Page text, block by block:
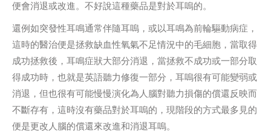
便會消退或改進。不好說這種藥品是對於耳嗚的。
還例如突發性耳鳴通常伴隨耳嗚，或以耳鳴為前輪驅動病症，
這時的醫治便是拯救缺血性氧氣不足情況中的毛細胞，當取得
成功拯救後，耳鳴症狀大部分消退，當拯救不成功或一部分取
得成功時，也就是英語聽力修復一部分，耳嗚很有可能變弱或
消退，但也很有可能慢慢演化為人腦對聽力損傷的償還反映而
不斷存有，這時沒有藥品對於耳嗚的，現階段的方式最多見的
便是更改人腦的償還來改進和消退耳嗚。